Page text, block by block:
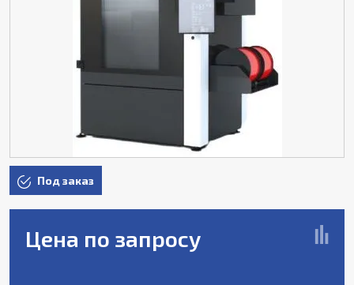
Под заказ
Цена по запросу